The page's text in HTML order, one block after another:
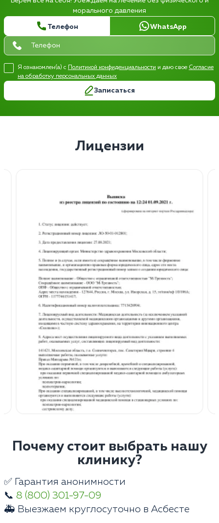
морального давления
Телефон WhatsApp
Я ознакомлен(а) с Политикой конфиденциальности и даю свое Согласие
на обработку персональных данных
Записаться
Лицензии
Почему стоит выбрать нашу
клинику?
✅ Гарантия анонимности
📞 8 (800) 301-97-09
🚑 Выезжаем круглосуточно в Асбесте